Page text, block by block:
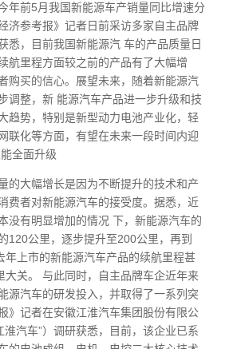
年前5月我国新能源车产销量同比增速分
济参考报》记者日前采访多家自主品牌
悉，目前我国新能源汽 车的产品质量日
航里程方面较之前的产品有了大幅增
购买的信心。展望未来，随着新能源汽
调整，新 能源汽车产品进一步升级和技
趋势，特别是新型动力电池产业化，轻
联化等方面，有望在未来一段时间内迎
全面升级
的大幅增长是因为不断提升的技术和产
费者对新能源汽车的接受度。据悉，近
没有明显增加的情况 下，新能源汽车的
120公里，逐步提升至200公里，再到
年上市的新能源汽车产品的续航里程甚
大关。 与此同时，自主品牌车企近年来
源汽车的研发投入，并取得了一系列突
》记者在安徽江淮汽车集团股份有限公
淮汽车”）调研获悉，目前，该企业已系